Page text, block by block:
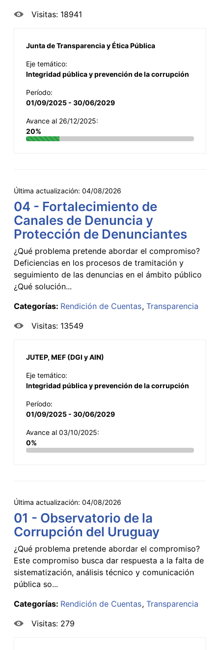
Visitas: 18941
Junta de Transparencia y Ética Pública
Eje temático:
Integridad pública y prevención de la corrupción
Período:
01/09/2025 - 30/06/2029
Avance al 26/12/2025:
20%
Última actualización: 04/08/2026
04 - Fortalecimiento de
Canales de Denuncia y
Protección de Denunciantes
¿Qué problema pretende abordar el compromiso?
Deficiencias en los procesos de tramitación y
seguimiento de las denuncias en el ámbito público
¿Qué solución...
Categorías: Rendición de Cuentas Transparencia
Visitas: 13549
JUTEP, MEF (DGI y AIN)
Eje temático:
Integridad pública y prevención de la corrupción
Período:
01/09/2025 - 30/06/2029
Avance al 03/10/2025:
0%
Última actualización: 04/08/2026
01 - Observatorio de la
Corrupción del Uruguay
¿Qué problema pretende abordar el compromiso?
Este compromiso busca dar respuesta a la falta de
sistematización, análisis técnico y comunicación
pública so...
Categorías: Rendición de Cuentas Transparencia
Visitas: 279